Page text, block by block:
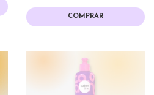
COMPRAR